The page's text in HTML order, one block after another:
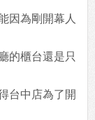
因為剛開幕人
的櫃台還是只
台中店為了開